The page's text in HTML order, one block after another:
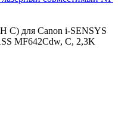
C) для Canon i-SENSYS
MF642Cdw, C, 2,3K